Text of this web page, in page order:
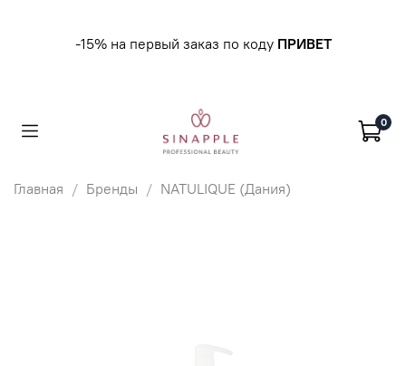
-15% на первый заказ по коду ПРИВЕТ
0
Главная Бренды NATULIQUE (Дания)